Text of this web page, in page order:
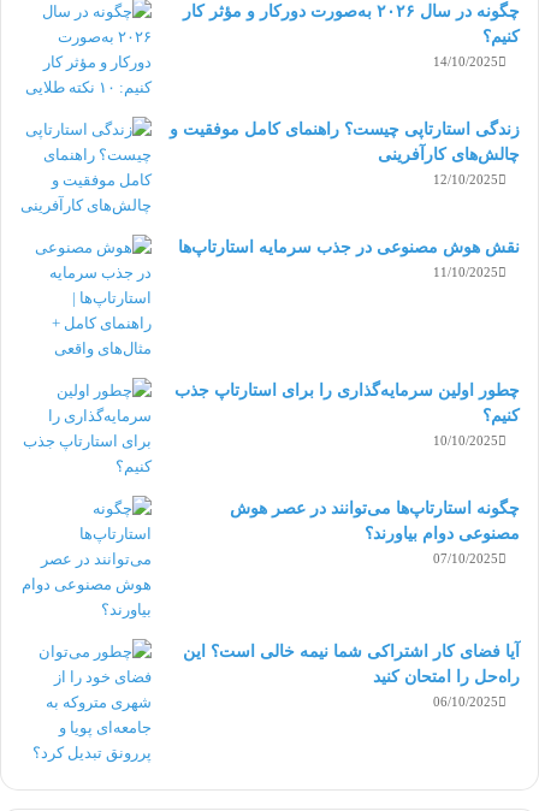
چگونه در سال ۲۰۲۶ به‌صورت دورکار و مؤثر کار
کنیم؟
14/10/2025
زندگی استارتاپی چیست؟ راهنمای کامل موفقیت و
چالش‌های کارآفرینی
12/10/2025
نقش هوش مصنوعی در جذب سرمایه استارتاپ‌ها
11/10/2025
چطور اولین سرمایه‌گذاری را برای استارتاپ جذب
کنیم؟
10/10/2025
چگونه استارتاپ‌ها می‌توانند در عصر هوش
مصنوعی دوام بیاورند؟
07/10/2025
آیا فضای کار اشتراکی شما نیمه‌ خالی است؟ این
راه‌حل را امتحان کنید
06/10/2025